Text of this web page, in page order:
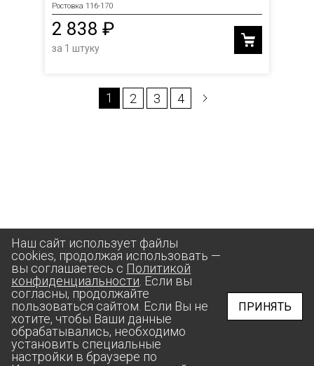
Ростовка 116-170
2 838 ₽
за 1 штуку
1 2 3 4
Наш сайт использует файлы
cookies, продолжая использовать —
вы соглашаетесь с Политикой
конфиденциальности . Если вы
согласны, продолжайте
пользоваться сайтом. Если Вы не
хотите, чтобы Ваши данные
обрабатывались, необходимо
установить специальные
настройки в браузере по
ПРИНЯТЬ